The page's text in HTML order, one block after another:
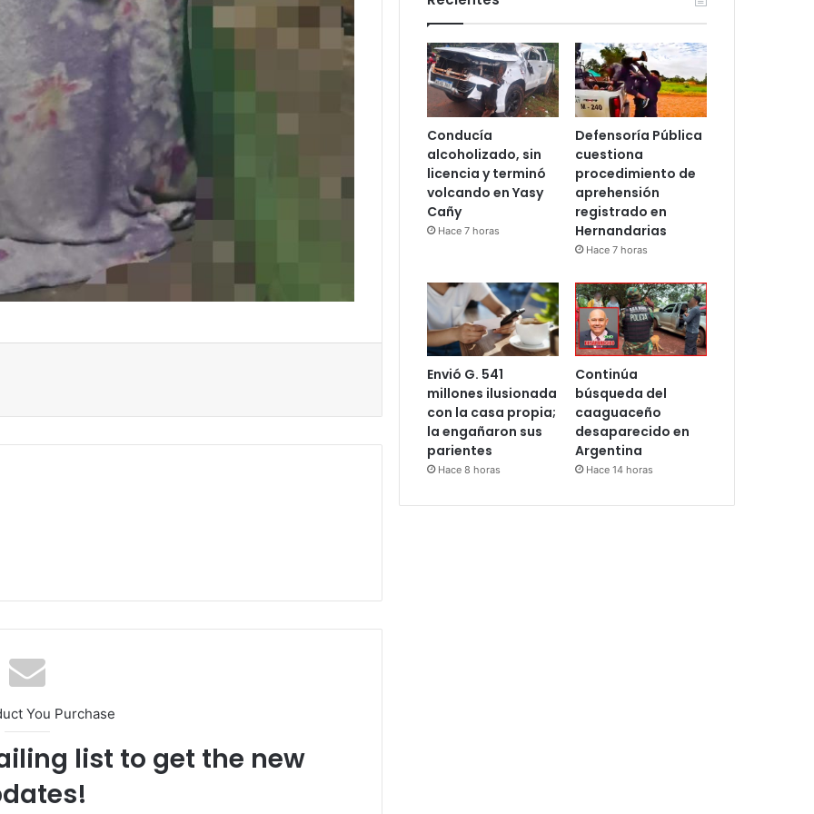
You Purchase
list to get the new
Conducía
alcoholizado, sin
licencia y terminó
volcando en Yasy
Cañy
Hace 7 horas
Defensoría Pública
cuestiona
procedimiento de
aprehensión
registrado en
Hernandarias
Hace 7 horas
Envió G. 541
millones ilusionada
con la casa propia;
la engañaron sus
parientes
Hace 8 horas
Continúa
búsqueda del
caaguaceño
desaparecido en
Argentina
Hace 14 horas